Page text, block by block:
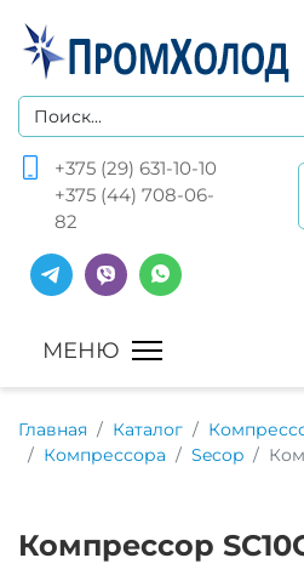
+375 (29) 631-10-10
+375 (44) 708-06-
82
Главная Каталог
Компрессора
Secop
Компрессор